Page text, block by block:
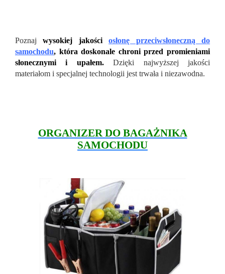
Poznajwysokiej jakości
osłonę przeciwsłoneczną do
samochodu, która doskonale chroni przed promieniami
słonecznymi i upałem.
Dzięki najwyższej jakości
materiałom i specjalnej technologii jest trwała i niezawodna.
ORGANIZER DO BAGAŻNIKA
SAMOCHODU